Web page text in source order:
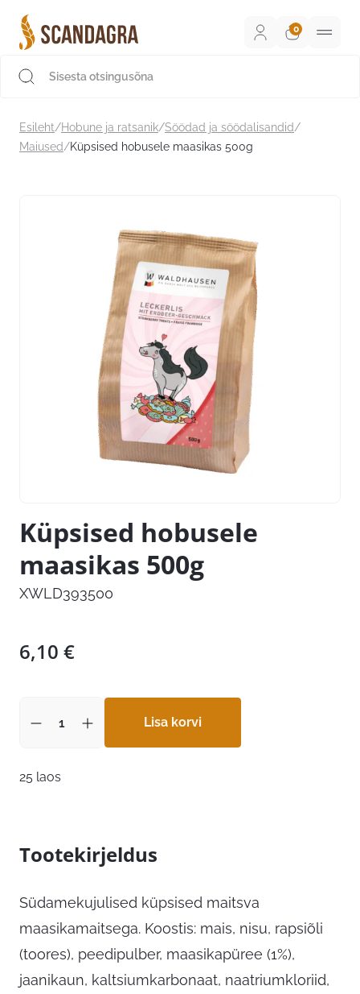
sisu
juurde
Esileht/Hobune ja ratsanik/Söödad ja söödalisandid/
Maiused/Küpsised hobusele maasikas 500g
Küpsised hobusele
maasikas 500g
XWLD393500
6,10 €
Lisa korvi
25 laos
Tootekirjeldus
Südamekujulised küpsised maitsva
maasikamaitsega. Koostis: mais, nisu, rapsiõli
(toores), peedipulber, maasikapüree (1%),
jaanikaun, kaltsiumkarbonaat, naatriumkloriid,